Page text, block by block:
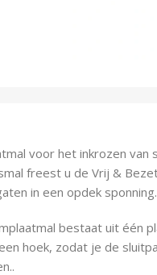
voor het inkrozen van
freest u de Vrij &
in een opdek sponning.
bestaat uit één
hoek, zodat je de